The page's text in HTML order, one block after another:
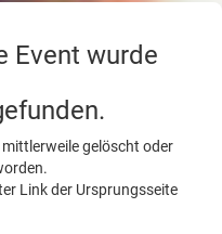
Event wurde
gelöscht oder
Link der Ursprungsseite